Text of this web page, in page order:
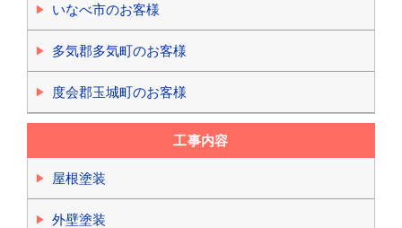
いなべ市のお客様
多気郡多気町のお客様
度会郡玉城町のお客様
工事内容
屋根塗装
外壁塗装